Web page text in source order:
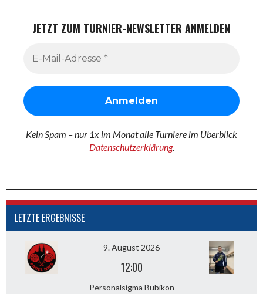
JETZT ZUM TURNIER-NEWSLETTER ANMELDEN
Kein Spam – nur 1x im Monat alle Turniere im Überblick
Datenschutzerklärung.
LETZTE ERGEBNISSE
9. August 2026
12:00
Personalsigma Bubikon